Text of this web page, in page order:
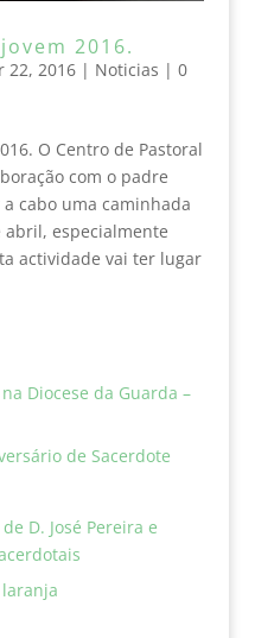
2016.
22, 2016| Noticias | 0
O Centro de Pastoral
com o padre
cabo uma caminhada
abril, especialmente
actividade vai ter lugar
Diocese da Guarda –
de Sacerdote
D. José Pereira e